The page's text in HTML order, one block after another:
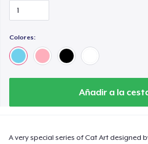
Colores:
Añadir a la
A very special series of Cat Art designed